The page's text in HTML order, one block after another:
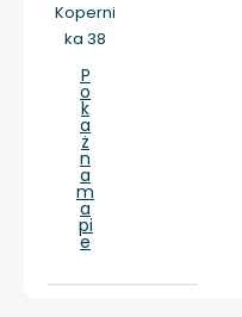
Koperni
ka 38
P
o
k
a
ż
n
a
m
a
pi
e